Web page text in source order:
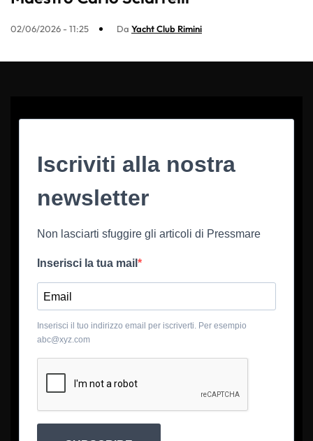
02/06/2026 - 11:25 Da Yacht Club Rimini
Iscriviti alla nostra
newsletter
Non lasciarti sfuggire gli articoli di Pressmare
Inserisci la tua mail
Inserisci il tuo indirizzo email per iscriverti. Per esempio
abc@xyz.com